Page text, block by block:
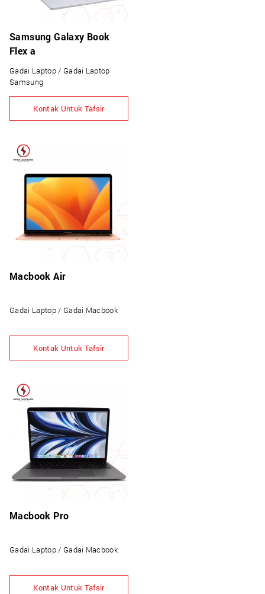
Samsung Galaxy Book
Flex a
Gadai Laptop / Gadai Laptop
Samsung
Kontak Untuk Tafsir
Macbook Air
Gadai Laptop / Gadai Macbook
Kontak Untuk Tafsir
Macbook Pro
Gadai Laptop / Gadai Macbook
Kontak Untuk Tafsir